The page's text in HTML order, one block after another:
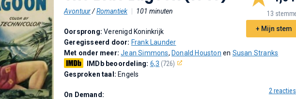
Avontuur/Romantiek 101 minuten
13
+ Mijn stem
2 reacties
Oorsprong:Verenigd Koninkrijk
Geregisseerd door: Frank Launder
Met onder meer:Jean Simmons, Donald Houston en Susan Stranks
IMDb beoordeling: 6,3 (726)
Gesproken taal: Engels
On Demand: